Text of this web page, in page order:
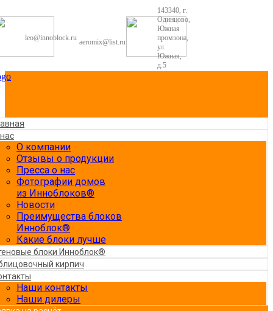
leo@innoblock.ru aeromix@list.ru
143340, г.
Одинцово,
Южная
промзона,
ул.
Южная,
д.5
О компании
Отзывы о продукции
Пресса о нас
Фотографии домов
из Инноблоков®
Новости
Преимущества блоков
Инноблок®
Какие блоки лучше
блоки Инноблок®
кирпич
Наши контакты
Наши дилеры